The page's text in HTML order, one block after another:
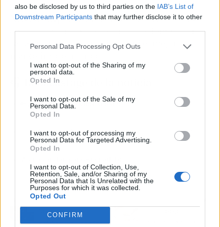
also be disclosed by us to third parties on the IAB’s List of
Downstream Participants that may further disclose it to other
Personal Data Processing Opt Outs
I want to opt-out of the Sharing of my
personal data.
Opted In
I want to opt-out of the Sale of my
Personal Data.
Opted In
I want to opt-out of processing my
Personal Data for Targeted Advertising.
Opted In
I want to opt-out of Collection, Use,
Retention, Sale, and/or Sharing of my
Personal Data that Is Unrelated with the
Purposes for which it was collected.
Opted Out
CONFIRM
Nivel de hype: 9.5/10.Cifras históricas, llenos
absolutos y una base de fans que tiembla con
cada anuncio. Esto no lo pilla ni el mejor
🎧 El backstage de la noticia
¿Qué tienes que saber sí o sí?:Bad Bunny supera los 1.000
millones en giras, récord absoluto para un artista latino.
Fechas y nombres a tener en cuenta:
Gira 'Debí Tirar Más
Fotos', último concierto el 22 de julio en Bruselas.
Bunny (himno infalible del directo).
Artículo anterior
Noche de San Juan: